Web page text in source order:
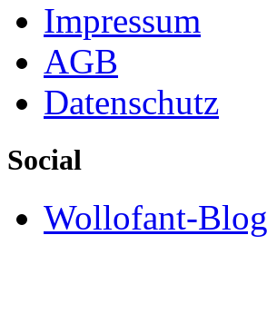
Impressum
AGB
Datenschutz
Social
Wollofant-Blog